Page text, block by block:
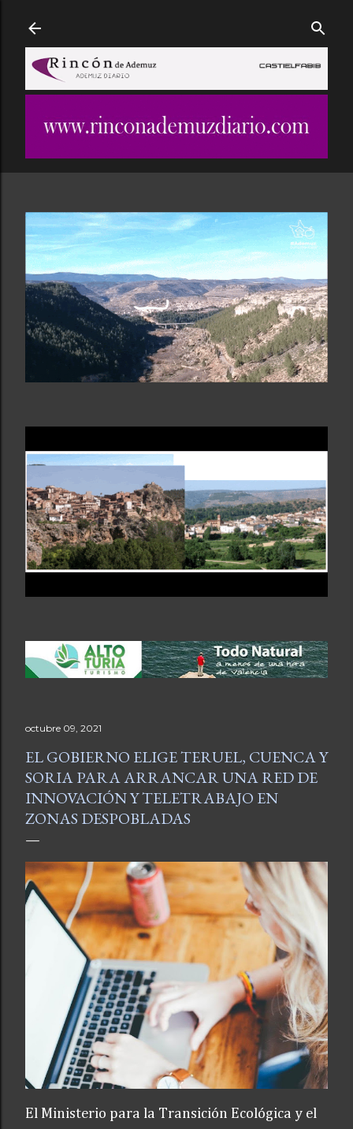
octubre 09, 2021
EL GOBIERNO ELIGE TERUEL, CUENCA Y
SORIA PARA ARRANCAR UNA RED DE
INNOVACIÓN Y TELETRABAJO EN
ZONAS DESPOBLADAS
El Ministerio para la Transición Ecológica y el